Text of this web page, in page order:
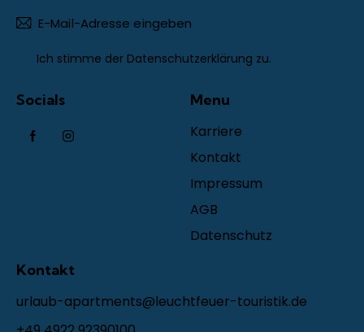
Ich stimme der Datenschutzerklärung zu.
Socials
Menu
Karriere
Kontakt
Impressum
AGB
Datenschutz
Kontakt
urlaub-apartments@leuchtfeuer-touristik.de